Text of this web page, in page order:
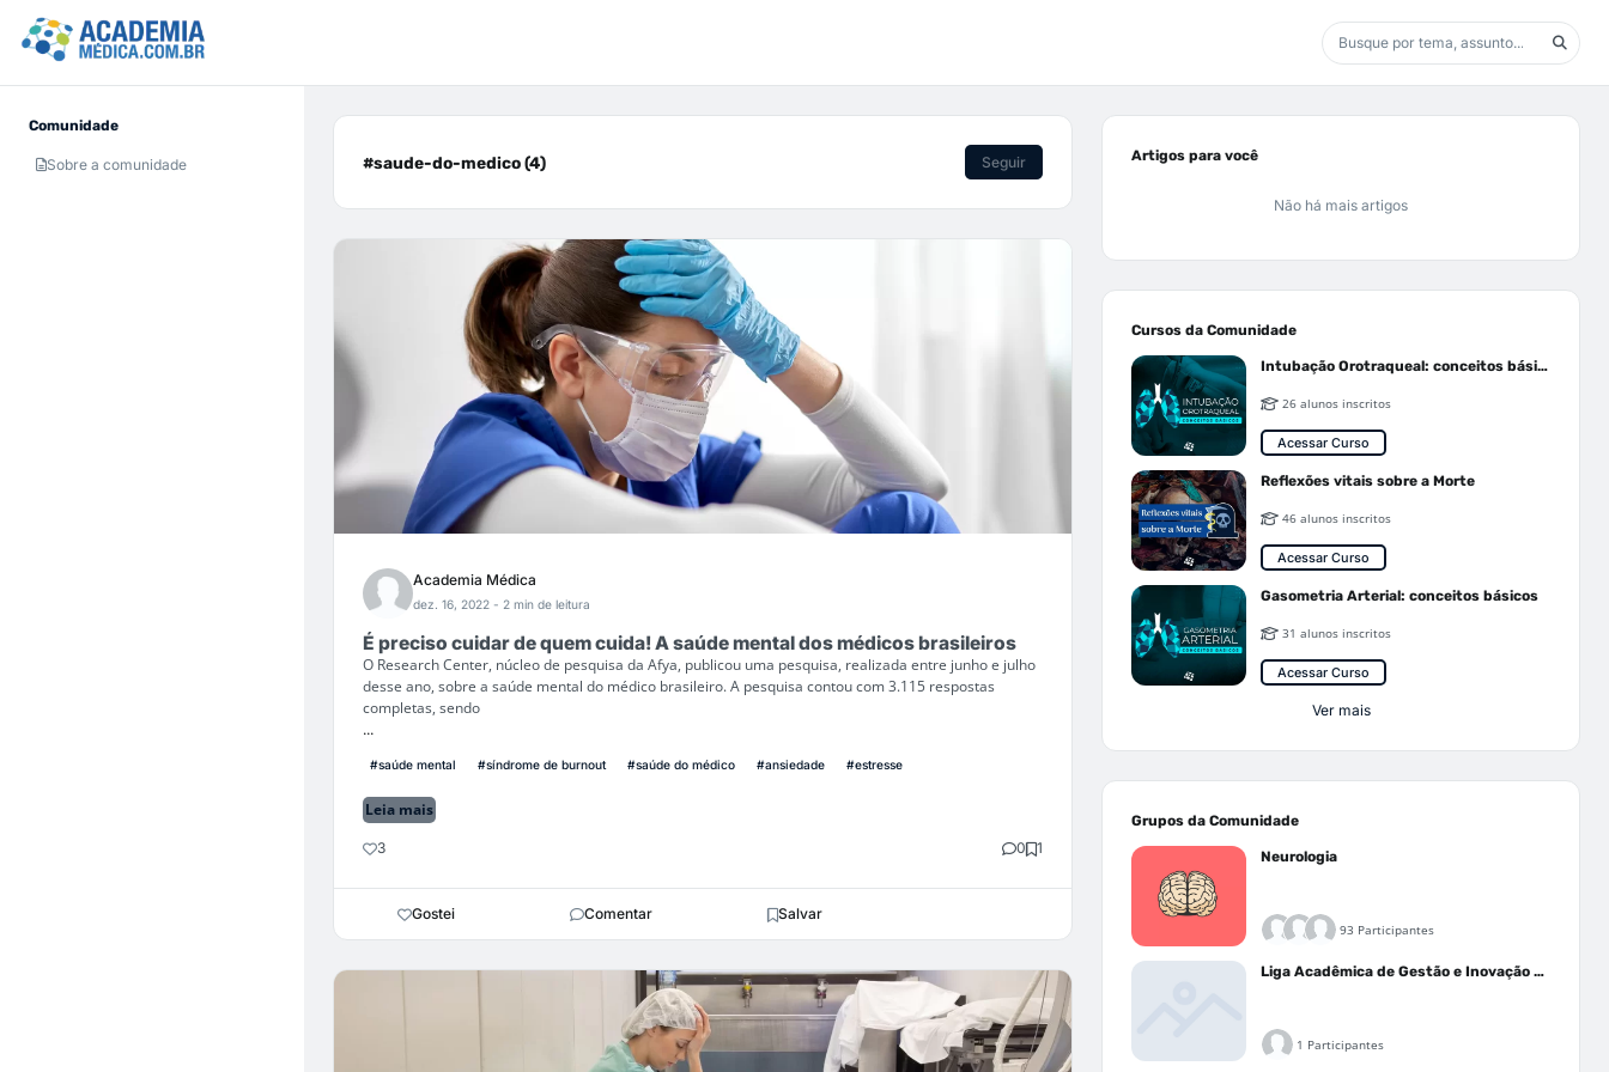
Comunidade
Sobre a comunidade #saude-do-medico (4) Seguir
Academia Médica
dez. 16, 2022 - 2 min de leitura
É preciso cuidar de quem cuida! A saúde mental dos médicos brasileiros
O Research Center, núcleo de pesquisa da Afya, publicou uma pesquisa, realizada entre junho e julho
desse ano, sobre a saúde mental do médico brasileiro. A pesquisa contou com 3.115 respostas
completas, sendo
...
#saúde mental #síndrome de burnout #saúde do médico #ansiedade #estresse
Leia mais
3 0 1
Gostei Comentar Salvar
Artigos para você
Não há mais artigos
Cursos da Comunidade
Intubação Orotraqueal: conceitos básicos
26 alunos inscritos
Acessar Curso
Reflexões vitais sobre a Morte
46 alunos inscritos
Acessar Curso
Gasometria Arterial: conceitos básicos
31 alunos inscritos
Acessar Curso
Ver mais
Grupos da Comunidade
Neurologia
93 Participantes
Liga Acadêmica de Gestão e Inovação Médica - LAGIM
1 Participantes